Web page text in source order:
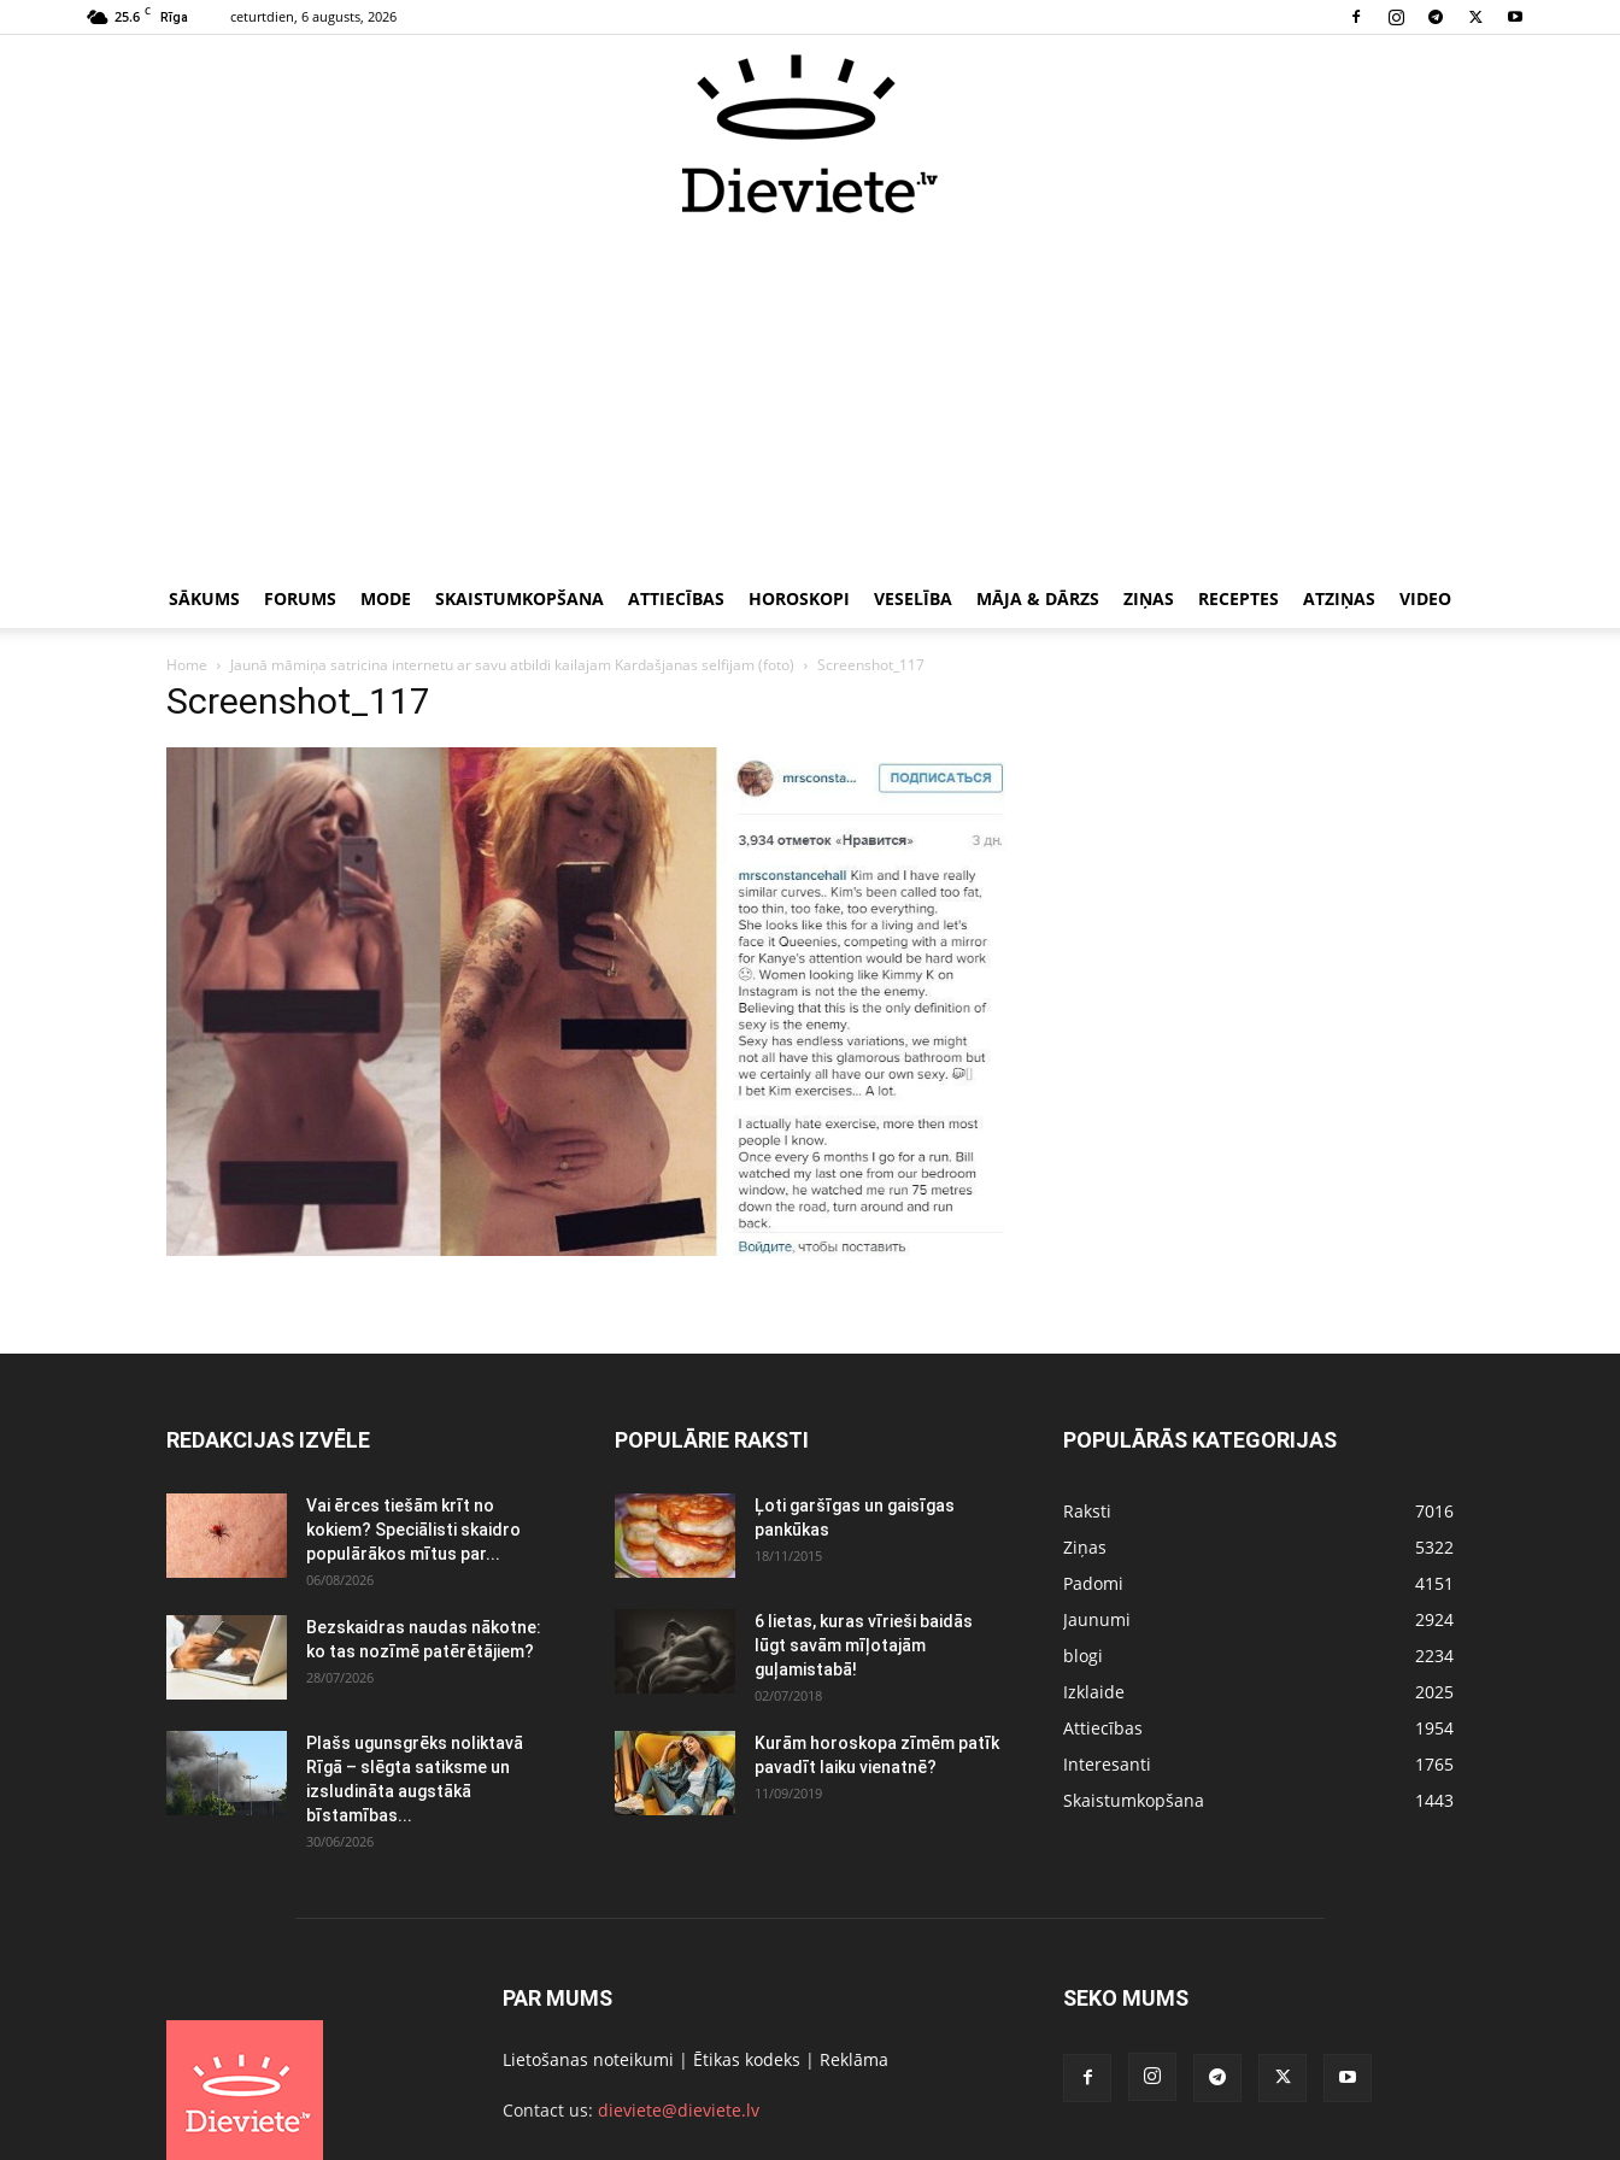
25.6 C Rīga ceturtdien, 6 augusts, 2026
SĀKUMS FORUMS MODE SKAISTUMKOPŠANA ATTIECĪBAS HOROSKOPI VESELĪBA MĀJA & DĀRZS ZIŅAS RECEPTES ATZIŅAS VIDEO
Home Jaunā māmiņa satricina internetu ar savu atbildi kailajam Kardašjanas selfijam (foto) Screenshot_117
Screenshot_117
REDAKCIJAS IZVĒLE
Vai ērces tiešām krīt no
kokiem? Speciālisti skaidro
populārākos mītus par...
06/08/2026
Bezskaidras naudas nākotne:
ko tas nozīmē patērētājiem?
28/07/2026
Plašs ugunsgrēks noliktavā
Rīgā – slēgta satiksme un
izsludināta augstākā
bīstamības...
30/06/2026
POPULĀRIE RAKSTI
Ļoti garšīgas un gaisīgas
pankūkas
18/11/2015
6 lietas, kuras vīrieši baidās
lūgt savām mīļotajām
guļamistabā!
02/07/2018
Kurām horoskopa zīmēm patīk
pavadīt laiku vienatnē?
11/09/2019
POPULĀRĀS KATEGORIJAS
Raksti
7016
Ziņas
5322
Padomi
4151
Jaunumi
2924
blogi
2234
Izklaide
2025
Attiecības
1954
Interesanti
1765
Skaistumkopšana
1443
PAR MUMS
Lietošanas noteikumi | Ētikas kodeks | Reklāma
Contact us: dieviete@dieviete.lv
SEKO MUMS